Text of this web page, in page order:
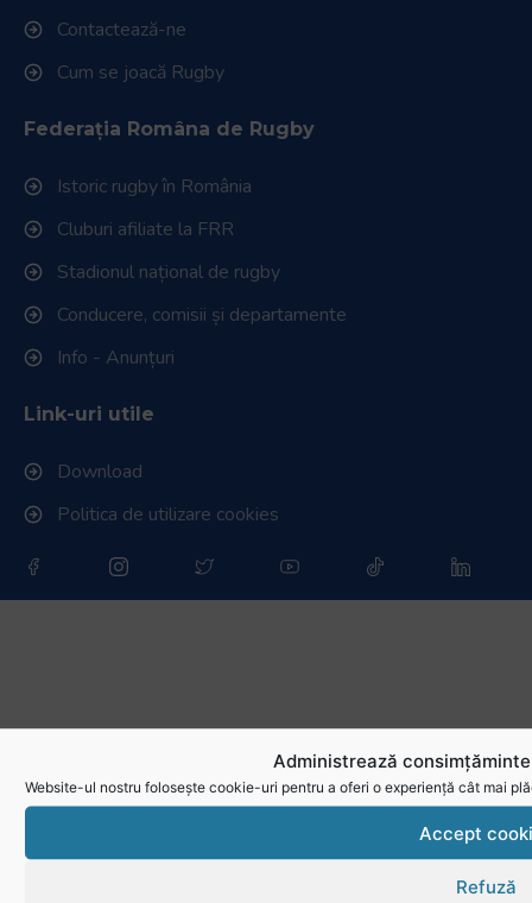
Administrează
Website-ul nostru folosește cookie-uri pentru a oferi o experiență cât mai
Accept
Refuză
Contactează-ne
Cum se joacă Rugby
Federația Româna de Rugby
Istoric rugby în România
Cluburi afiliate la FRR
Stadionul național de rugby
Conducere, comisii și departamente
Info - Anunțuri
Link-uri utile
Download
Politica de utilizare cookies